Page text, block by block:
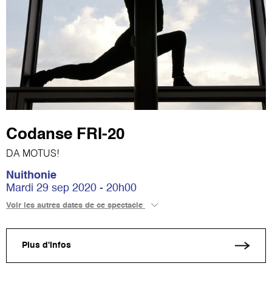
Codanse FRI-20
DA MOTUS!
Nuithonie
Mardi 29 sep 2020 - 20h00
Voir les autres dates de ce spectacle
Plus d'infos